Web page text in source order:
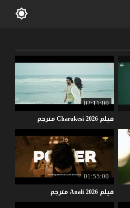
02:11:00
فيلم Charukesi2026 مترجم
01:55:00
فيلم Anali2026 مترجم